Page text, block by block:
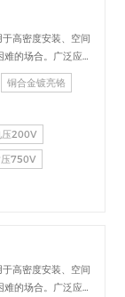
高密度安装、空间
的场合。广泛应用
备、测试检测设
业控制等场合的交
连接传输。
铜合金镀亮铬
压200V
压750V
高密度安装、空间
的场合。广泛应用